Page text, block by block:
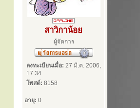
สาวิกาน้อย
ผู้จัดการ
ลงทะเบียนเมื่อ: 27 มี.ค. 2006,
17:34
โพสต์: 8158
อายุ: 0